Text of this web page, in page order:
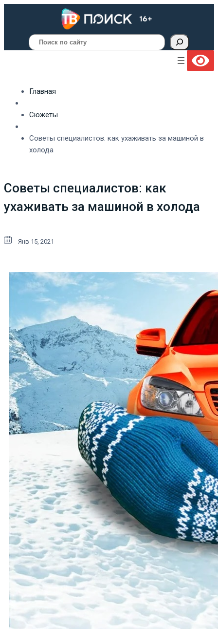
Поиск
Главная
Сюжеты
Советы специалистов: как ухаживать за машиной в
холода
Советы специалистов: как
ухаживать за машиной в холода
Янв 15, 2021